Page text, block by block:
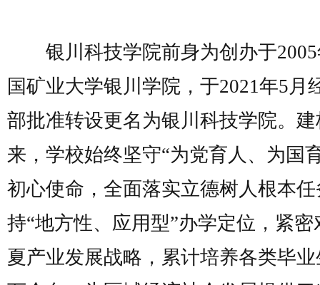
银川科技学院前身为创办于2005
国矿业大学银川学院，于2021年5月
部批准转设更名为银川科技学院。建
来，学校始终坚守“为党育人、为国
初心使命，全面落实立德树人根本
持“地方性、应用型”办学定位，紧密
夏产业发展战略，累计培养各类毕业